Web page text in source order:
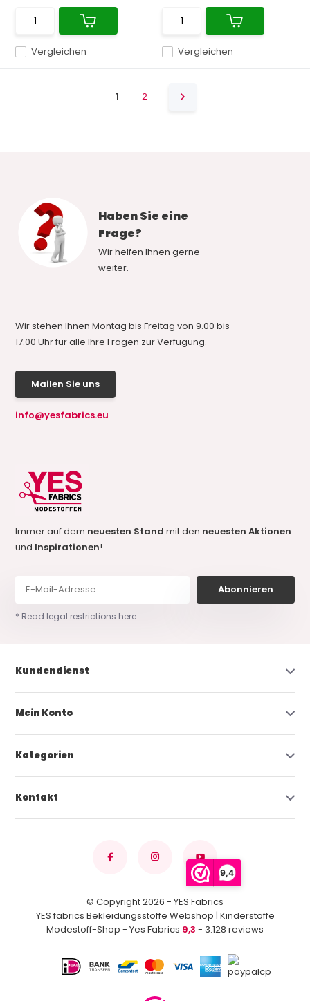
9,4
Vergleichen Vergleichen
1 2
Haben Sie eine
Frage?
Wir helfen Ihnen gerne
weiter.
Wir stehen Ihnen Montag bis Freitag von 9.00 bis
17.00 Uhr für alle Ihre Fragen zur Verfügung.
Mailen Sie uns
info@yesfabrics.eu
Immer auf dem neuesten Standmit den neuesten Aktionen
und Inspirationen!
Abonnieren
* Read legal restrictions here
Kundendienst
Mein Konto
Kategorien
Kontakt
© Copyright 2026 - YES Fabrics
YES fabrics Bekleidungsstoffe Webshop | Kinderstoffe
Modestoff-Shop - Yes Fabrics 9,3 - 3.128 reviews